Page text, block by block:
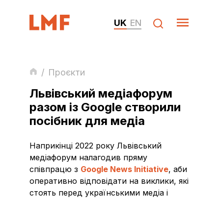
UK EN
/ Проєкти
Львівський медіафорум
разом із Google створили
посібник для медіа
Наприкінці 2022 року Львівський
медіафорум налагодив пряму
співпрацю з Google News Initiative, аби
оперативно відповідати на виклики, які
стоять перед українськими медіа і